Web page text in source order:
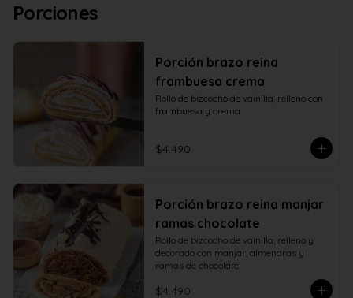
Porciones
Porción brazo reina
frambuesa crema
Rollo de bizcocho de vainilla, relleno con
frambuesa y crema
$4.490
Porción brazo reina manjar
ramas chocolate
Rollo de bizcocho de vainilla, relleno y
decorado con manjar, almendras y
ramas de chocolate.
$4.490